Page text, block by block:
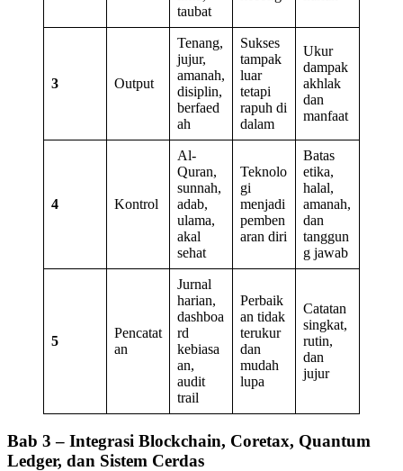
taubat
3 Output
Tenang,
jujur,
amanah,
disiplin,
berfaed
ah
Sukses
tampak
luar
tetapi
rapuh di
dalam
Ukur
dampak
akhlak
dan
manfaat
4 Kontrol
Al-
Quran,
sunnah,
adab,
ulama,
akal
sehat
Teknolo
gi
menjadi
pemben
aran diri
Batas
etika,
halal,
amanah,
dan
tanggun
g jawab
5
Pencatat
an
Jurnal
harian,
dashboa
rd
kebiasa
an,
audit
trail
Perbaik
an tidak
terukur
dan
mudah
lupa
Catatan
singkat,
rutin,
dan
jujur
Bab 3 – Integrasi Blockchain, Coretax, Quantum
Ledger, dan Sistem Cerdas